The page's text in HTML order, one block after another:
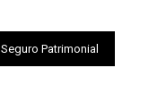
Seguro Patrimonial